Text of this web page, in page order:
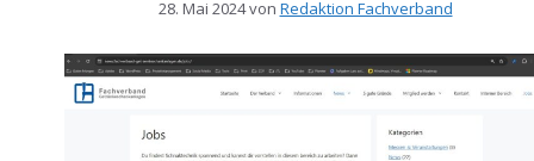
28. Mai 2024von Redaktion Fachverband